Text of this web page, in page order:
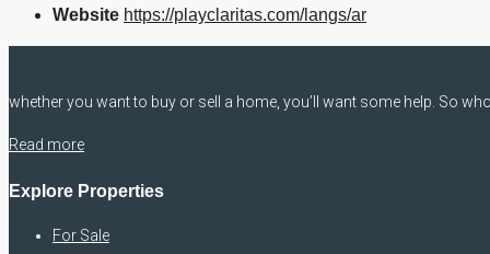
Website https://playclaritas.com/langs/ar
whether you want to buy or sell a home, you’ll want some help. So
Read more
Explore Properties
For Sale